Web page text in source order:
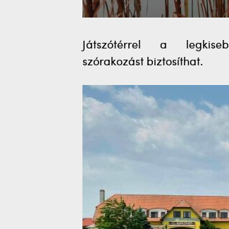
Játszótérrel a
szórakozást biztosíthat.